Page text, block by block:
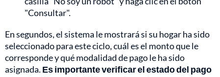
"Consultar".
En segundos, el sistema le mostrará si su hogar ha sido
seleccionado para este ciclo, cuál es el monto que le
corresponde y qué modalidad de pago le ha sido
asignada. Es importante verificar el estado del pago